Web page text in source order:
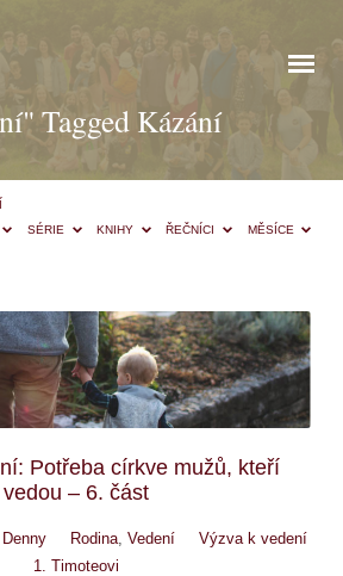
Tagged Kázání
SÉRIE KNIHY ŘEČNÍCI MĚSÍCE
Potřeba církve mužů, kteří
vedou – 6. část
Rodina Vedení
Výzva k vedení
1. Timoteovi